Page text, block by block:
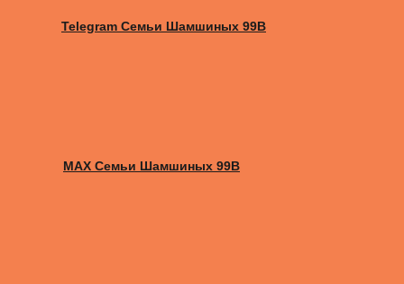
Telegram Семьи Шамшиных 99В
MAX Семьи Шамшиных 99В